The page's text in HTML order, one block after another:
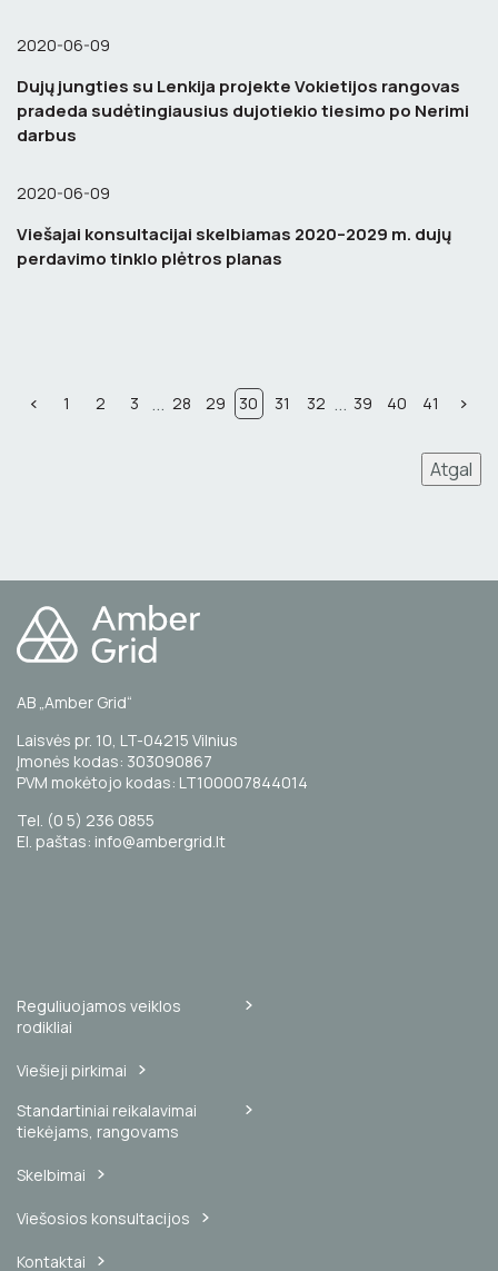
2020-06-09
Dujų jungties su Lenkija projekte Vokietijos rangovas
pradeda sudėtingiausius dujotiekio tiesimo po Nerimi
darbus
2020-06-09
Viešajai konsultacijai skelbiamas 2020–2029 m. dujų
perdavimo tinklo plėtros planas
1 2 3 ... 28 29 30 31 32 ... 39 40 41
Atgal
AB „Amber Grid“
Laisvės pr. 10, LT-04215 Vilnius
Įmonės kodas: 303090867
PVM mokėtojo kodas: LT100007844014
Tel. (0 5) 236 0855
El. paštas: info@ambergrid.lt
Reguliuojamos veiklos
rodikliai
Viešieji pirkimai
Standartiniai reikalavimai
tiekėjams, rangovams
Skelbimai
Viešosios konsultacijos
Kontaktai